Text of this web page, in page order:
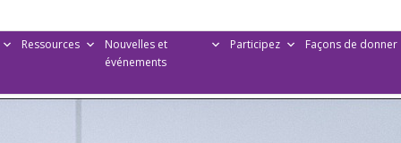
Ressources
Nouvelles et
événements
Participez Façons de donner